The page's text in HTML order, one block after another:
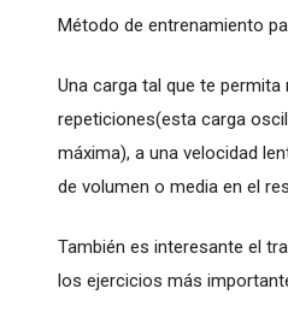
Método de entrenamiento
Una carga tal que te permita
repeticiones(esta carga
máxima), a una velocidad
de volumen o media en el
También es interesante el
los ejercicios más